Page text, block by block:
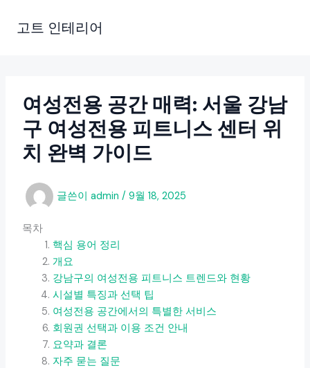
고트 인테리어
여성전용 공간 매력: 서울 강남
구 여성전용 피트니스 센터 위
치 완벽 가이드
글쓴이 admin / 9월 18, 2025
목차
핵심 용어 정리
개요
강남구의 여성전용 피트니스 트렌드와 현황
시설별 특징과 선택 팁
여성전용 공간에서의 특별한 서비스
회원권 선택과 이용 조건 안내
요약과 결론
자주 묻는 질문